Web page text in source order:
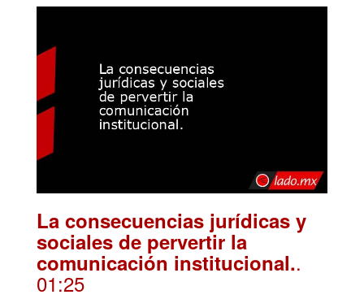
La consecuencias jurídicas y
sociales de pervertir la
comunicación institucional..
01:25